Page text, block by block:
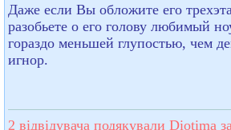
Даже если Вы обложите его
разобьете о его голову любимый
гораздо меньшей глупостью, чем
игнор.
2 відвідувача подякували Diotima